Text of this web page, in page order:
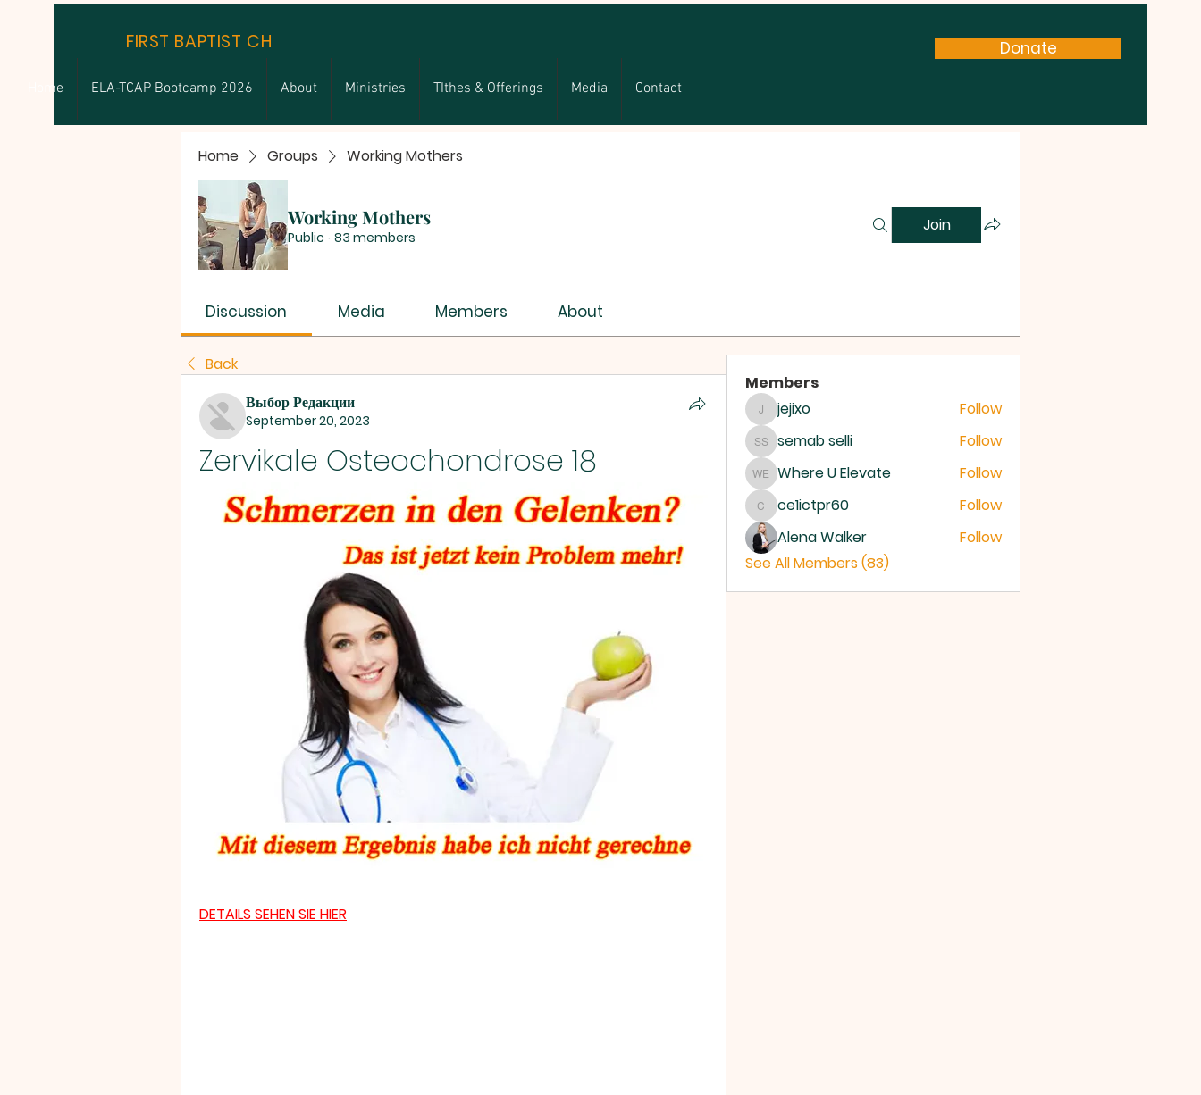
FIRST BAPTIST CHURCH
Home ELA-TCAP Bootcamp 2026 About Ministries TIthes & Offerings Media Contact
Donate
Home Groups Working Mothers
Working Mothers
Public · 83 members
Join
Discussion Media Members About
Back
Выбор Редакции
September 20, 2023
Zervikale Osteochondrose 18
DETAILS SEHEN SIE HIER
Members
jejixojejixo Follow
semab selli
semab selli Follow
Where U Elevate
Where U Elevate Follow
ce1ictpr60
ce1ictpr60
Follow
Alena Walker
Follow
See All Members (83)